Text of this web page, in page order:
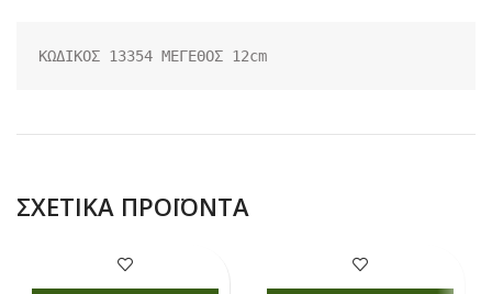
ΚΩΔΙΚΟΣ 13354 ΜΕΓΕΘΟΣ 12cm
ΣΧΕΤΙΚΆ ΠΡΟΪΌΝΤΑ